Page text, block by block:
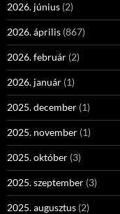
2026. június (2)
2026. április (867)
2026. február (2)
2026. január (1)
2025. december (1)
2025. november (1)
2025. október (3)
2025. szeptember (3)
2025. augusztus (2)